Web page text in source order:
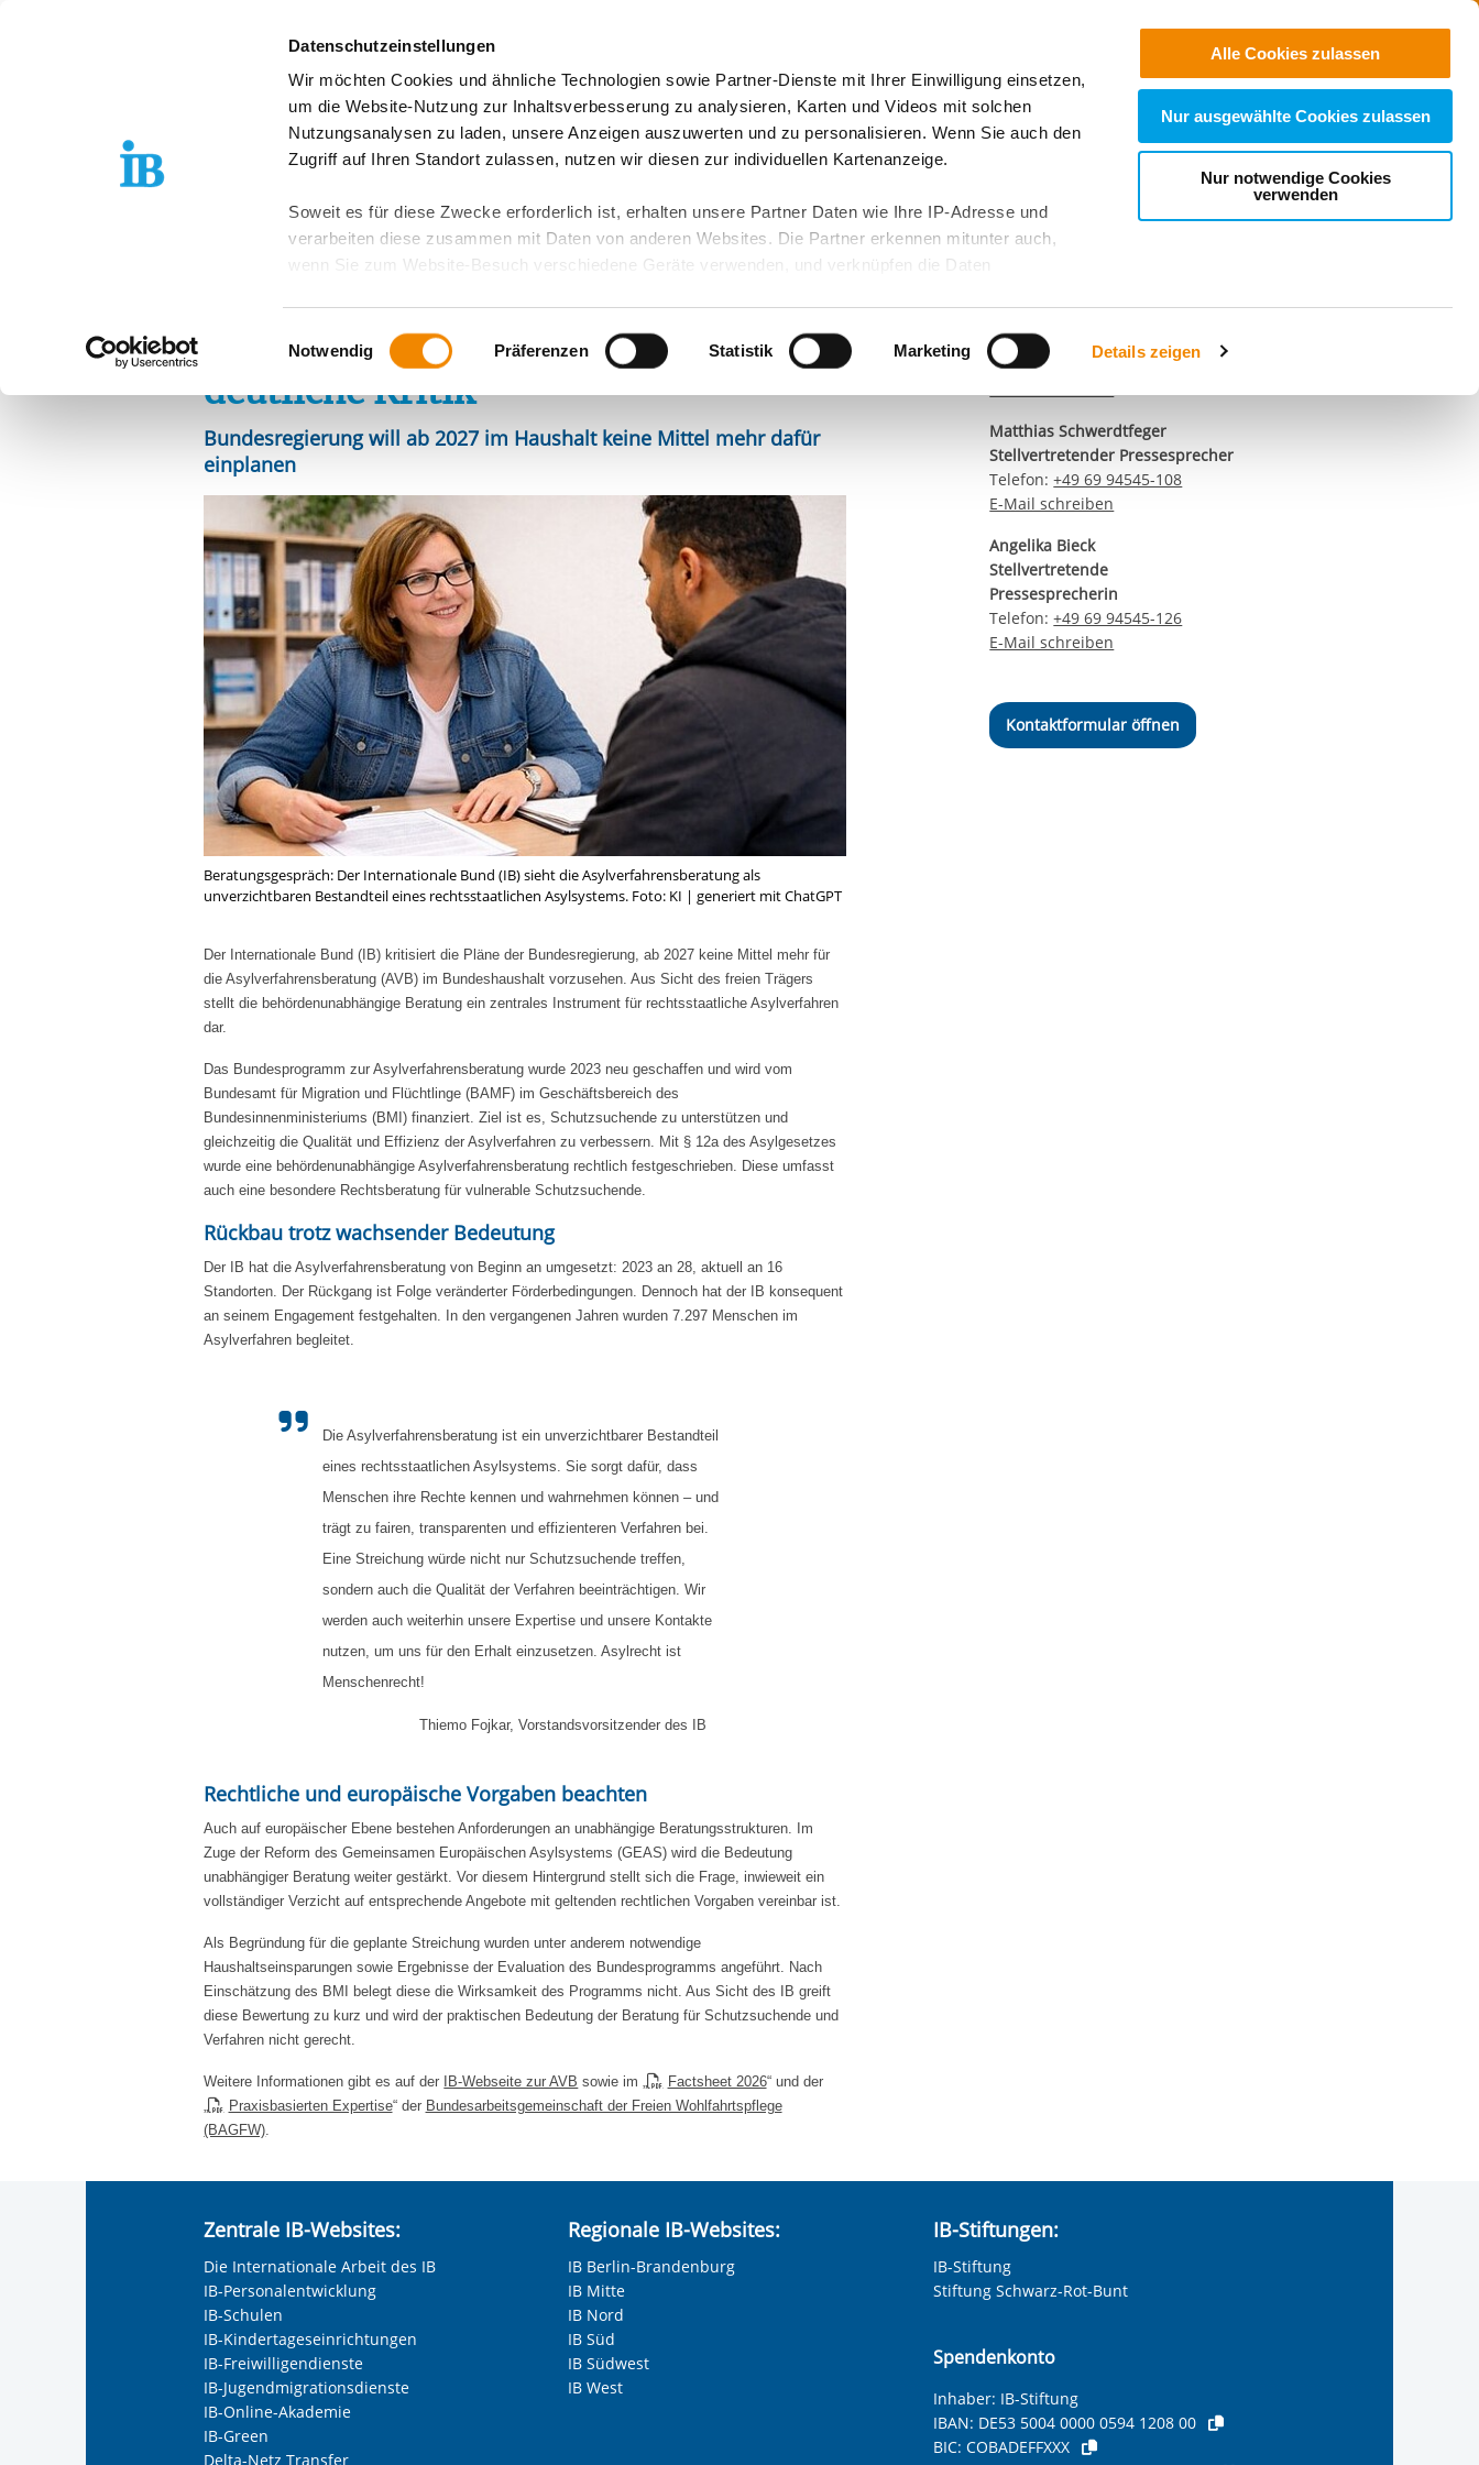
Datenschutzeinstellungen
Wir möchten Cookies und ähnliche Technologien sowie Partner-Dienste mit Ihrer Einwilligung einsetzen,
um die Website-Nutzung zur Inhaltsverbesserung zu analysieren, Karten und Videos mit solchen
Nutzungsanalysen zu laden, unsere Anzeigen auszuwerten und zu personalisieren. Wenn Sie auch den
Zugriff auf Ihren Standort zulassen, nutzen wir diesen zur individuellen Kartenanzeige.
Soweit es für diese Zwecke erforderlich ist, erhalten unsere Partner Daten wie Ihre IP-Adresse und
verarbeiten diese zusammen mit Daten von anderen Websites. Die Partner erkennen mitunter auch,
wenn Sie zum Website-Besuch verschiedene Geräte verwenden, und verknüpfen die Daten
zusätzlichen Risiken für Ihre Daten führen kann.
Weitere Details finden Sie in unserenDatenschutzhinweisenund in unsererCookie-Übersicht. Wenn
Sie möchten, dass alle Website-Funktionen für diese Zwecke aktiviert sind, müssen Sie alle Cookie-
Kategorien auswählen. Sie können mittels nachfolgender Buttons über Ihre Einwilligung für diese
Zwecke entscheiden und Ihre erteilte Einwilligung stets für die Zukunft widerrufen. Bitte beachten Sie:
Ihre etwaige Einwilligung erstreckt sich nicht auf notwendige Cookies, die erforderlich zur Bereitstellung
der von Ihnen aufgerufenen und somit gewünschten Website-Funktionen sind. Diese Cookies setzen wir
aufgrund berechtigter Interessen und daher unabhängig von einer Einwilligung.
Einwilligungsauswahl
Notwendig Präferenzen Statistik Marketing Details zeigen
Alle Cookies zulassen
Nur ausgewählte Cookies zulassen
Nur notwendige Cookies
verwenden
Suchen
Über uns
Standorte & Angebote Presse & Themen Jobs & Karriere Spenden
Jobs
Vorlesen
Geplantes Aus für die
Asylverfahrensberatung: IB übt
deutliche Kritik
Bundesregierung will ab 2027 im Haushalt keine Mittel mehr dafür
einplanen
Beratungsgespräch: Der Internationale Bund (IB) sieht die Asylverfahrensberatung als
unverzichtbaren Bestandteil eines rechtsstaatlichen Asylsystems. Foto: KI | generiert mit ChatGPT
Der Internationale Bund (IB) kritisiert die Pläne der Bundesregierung, ab 2027 keine Mittel mehr für
die Asylverfahrensberatung (AVB) im Bundeshaushalt vorzusehen. Aus Sicht des freien Trägers
stellt die behördenunabhängige Beratung ein zentrales Instrument für rechtsstaatliche Asylverfahren
dar.
Das Bundesprogramm zur Asylverfahrensberatung wurde 2023 neu geschaffen und wird vom
Bundesamt für Migration und Flüchtlinge (BAMF) im Geschäftsbereich des
Bundesinnenministeriums (BMI) finanziert. Ziel ist es, Schutzsuchende zu unterstützen und
gleichzeitig die Qualität und Effizienz der Asylverfahren zu verbessern. Mit § 12a des Asylgesetzes
wurde eine behördenunabhängige Asylverfahrensberatung rechtlich festgeschrieben. Diese umfasst
auch eine besondere Rechtsberatung für vulnerable Schutzsuchende.
Rückbau trotz wachsender Bedeutung
Der IB hat die Asylverfahrensberatung von Beginn an umgesetzt: 2023 an 28, aktuell an 16
Standorten. Der Rückgang ist Folge veränderter Förderbedingungen. Dennoch hat der IB konsequent
an seinem Engagement festgehalten. In den vergangenen Jahren wurden 7.297 Menschen im
Asylverfahren begleitet.
Die Asylverfahrensberatung ist ein unverzichtbarer Bestandteil
eines rechtsstaatlichen Asylsystems. Sie sorgt dafür, dass
Menschen ihre Rechte kennen und wahrnehmen können – und
trägt zu fairen, transparenten und effizienteren Verfahren bei.
Eine Streichung würde nicht nur Schutzsuchende treffen,
sondern auch die Qualität der Verfahren beeinträchtigen. Wir
werden auch weiterhin unsere Expertise und unsere Kontakte
nutzen, um uns für den Erhalt einzusetzen. Asylrecht ist
Menschenrecht!
Thiemo Fojkar, Vorstandsvorsitzender des IB
Rechtliche und europäische Vorgaben beachten
Auch auf europäischer Ebene bestehen Anforderungen an unabhängige Beratungsstrukturen. Im
Zuge der Reform des Gemeinsamen Europäischen Asylsystems (GEAS) wird die Bedeutung
unabhängiger Beratung weiter gestärkt. Vor diesem Hintergrund stellt sich die Frage, inwieweit ein
vollständiger Verzicht auf entsprechende Angebote mit geltenden rechtlichen Vorgaben vereinbar ist.
Als Begründung für die geplante Streichung wurden unter anderem notwendige
Haushaltseinsparungen sowie Ergebnisse der Evaluation des Bundesprogramms angeführt. Nach
Einschätzung des BMI belegt diese die Wirksamkeit des Programms nicht. Aus Sicht des IB greift
diese Bewertung zu kurz und wird der praktischen Bedeutung der Beratung für Schutzsuchende und
Verfahren nicht gerecht.
Weitere Informationen gibt es auf der IB-Webseite zur AVB sowie im „ Factsheet 2026“ und der
„
Praxisbasierten Expertise“ der Bundesarbeitsgemeinschaft der Freien Wohlfahrtspflege
(BAGFW).
Kontaktdaten unseres
Pressesprecher
Telefon:
+49 69 94545-107
Matthias Schwerdtfeger
Stellvertretender Pressesprecher
Telefon:+49 69 94545-108
E-Mail schreiben
Angelika Bieck
Stellvertretende
Pressesprecherin
Telefon:+49 69 94545-126
E-Mail schreiben
Kontaktformular öffnen
Zentrale IB-Websites:
Die Internationale Arbeit des IB
IB-Personalentwicklung
IB-Schulen
IB-Kindertageseinrichtungen
IB-Freiwilligendienste
IB-Jugendmigrationsdienste
IB-Online-Akademie
IB-Green
Delta-Netz Transfer
Regionale IB-Websites:
IB Berlin-Brandenburg
IB Mitte
IB Nord
IB Süd
IB Südwest
IB West
IB-Stiftungen:
IB-Stiftung
Stiftung Schwarz-Rot-Bunt
Spendenkonto
Inhaber: IB-Stiftung
IBAN: DE53 5004 0000 0594 1208 00
BIC: COBADEFFXXX